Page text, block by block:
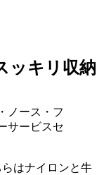
ッキリ収納
ノース・フ
サービスセ
はナイロンと牛